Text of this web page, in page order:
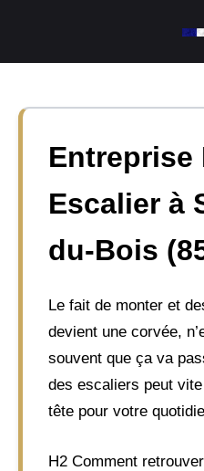
contenu
Entreprise
Escalier à
du-Bois
Le fait de monter et
devient une corvée,
souvent que ça va
des escaliers peut
tête pour votre
H2 Comment